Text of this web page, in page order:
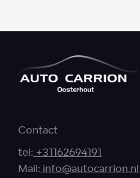
Contact
tel:+31162694191
Mail:info@autocarrion.nl